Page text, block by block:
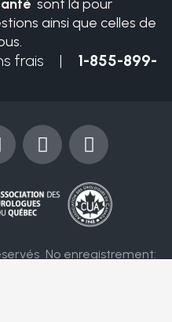
sont là pour
ainsi que celles de
frais | 1-855-899-
No enregistrement:
X
-
w
t
L
i
k
e
d
i